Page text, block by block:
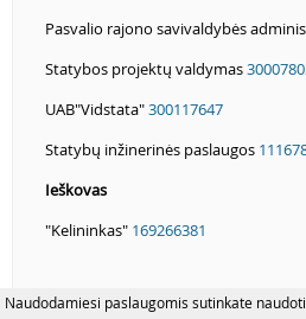
Naudodamiesi paslaugomis sutinkate
Pasvalio rajono savivaldybės
Statybos projektų valdymas
UAB"Vidstata"300117647
Statybų inžinerinės paslaugos
Ieškovas
"Kelininkas" 169266381